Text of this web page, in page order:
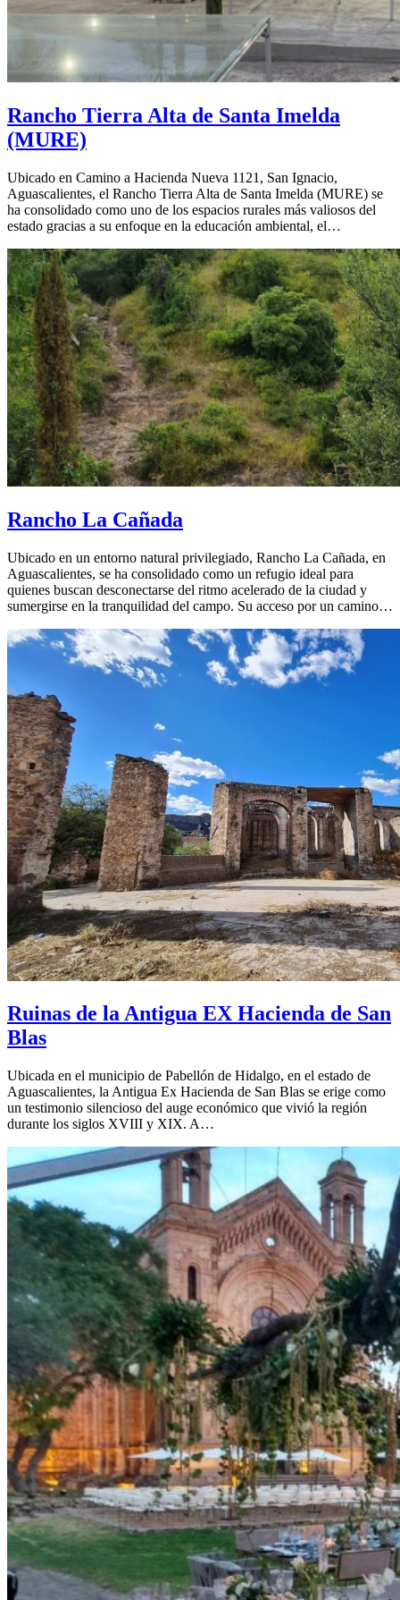
Rancho Tierra Alta de Santa Imelda
(MURE)
Ubicado en Camino a Hacienda Nueva 1121, San Ignacio,
Aguascalientes, el Rancho Tierra Alta de Santa Imelda (MURE) se
ha consolidado como uno de los espacios rurales más valiosos del
estado gracias a su enfoque en la educación ambiental, el…
Rancho La Cañada
Ubicado en un entorno natural privilegiado, Rancho La Cañada, en
Aguascalientes, se ha consolidado como un refugio ideal para
quienes buscan desconectarse del ritmo acelerado de la ciudad y
sumergirse en la tranquilidad del campo. Su acceso por un camino…
Ruinas de la Antigua EX Hacienda de San
Blas
Ubicada en el municipio de Pabellón de Hidalgo, en el estado de
Aguascalientes, la Antigua Ex Hacienda de San Blas se erige como
un testimonio silencioso del auge económico que vivió la región
durante los siglos XVIII y XIX. A…